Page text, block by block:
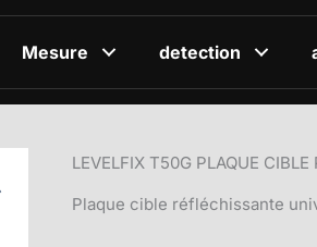
Mesure detection
LEVELFIX T50G PLAQUE CIBLE
Plaque cible réfléchissante